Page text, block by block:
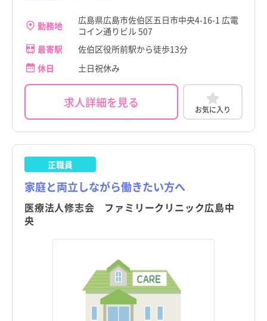
勤務地
広島県広島市佐伯区五日市中央4-16-1 広電
コイン通りビル 507
最寄駅
佐伯区役所前駅から徒歩13分
休日
土日祝休み
求人詳細を見る お気に入り
正職員
家庭と両立しながら働きたい方へ
医療法人修志会 ファミリークリニック広島中
央